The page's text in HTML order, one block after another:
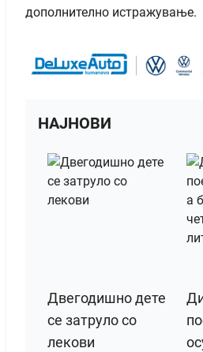
дополнително истражување.
НАЈНОВИ
Двегодишно дете
се затруло со
лекови